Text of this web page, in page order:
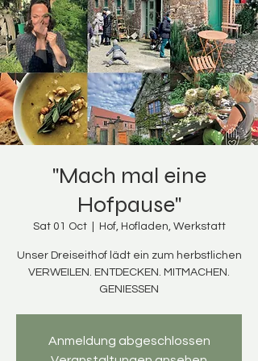
"Mach mal eine
Hofpause"
Sat 01 Oct
  |
Hof, Hofladen, Werkstatt
Unser Dreiseithof lädt ein zum herbstlichen
VERWEILEN. ENTDECKEN. MITMACHEN.
GENIESSEN
Anmeldung abgeschlossen